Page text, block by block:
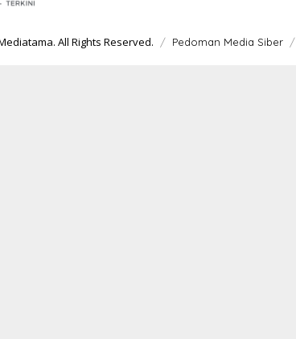
All Rights Reserved. Pedoman Media Siber